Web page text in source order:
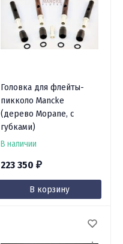
Головка для флейты-
пикколо Mancke
(дерево Mopane, с
губками)
В наличии
223 350 ₽
В корзину